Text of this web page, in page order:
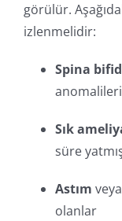
görülür.
izlenmelidir:
Spina
Sık
süre
Astım
olanlar